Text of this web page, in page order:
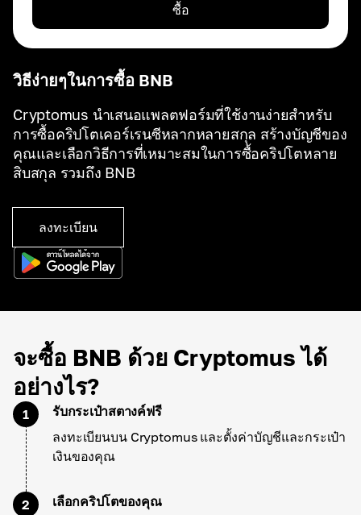
วิธีง่ายๆในการซื้อ BNB
Cryptomus นำเสนอแพลตฟอร์มที่ใช้งานง่ายสำหรับ
การซื้อคริปโตเคอร์เรนซีหลากหลายสกุล สร้างบัญชีของ
คุณและเลือกวิธีการที่เหมาะสมในการซื้อคริปโตหลาย
สิบสกุล รวมถึง BNB
ลงทะเบียน
ซื้อ
จะซื้อ BNB ด้วย Cryptomus ได้
อย่างไร?
1
รับกระเป๋าสตางค์ฟรี
ลงทะเบียนบน Cryptomus และตั้งค่าบัญชีและกระเป๋า
เงินของคุณ
2
เลือกคริปโตของคุณ